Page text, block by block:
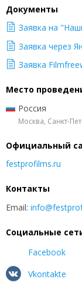
Документы
Заявка на
Заявка через
Заявка
Место
Россия
Москва, Санкт-
Официальный
festprofilms.ru
Контакты
Email:
Социальные
Facebook
Vkontakte